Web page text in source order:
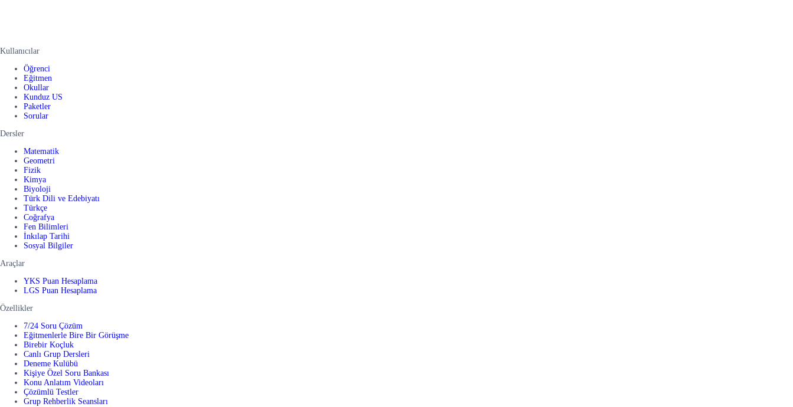
Kullanıcılar
Öğrenci
Eğitmen
Okullar
Kunduz US
Paketler
Sorular
Dersler
Matematik
Geometri
Fizik
Kimya
Biyoloji
Türk Dili ve Edebiyatı
Türkçe
Coğrafya
Fen Bilimleri
İnkılap Tarihi
Sosyal Bilgiler
Araçlar
YKS Puan Hesaplama
LGS Puan Hesaplama
Özellikler
7/24 Soru Çözüm
Eğitmenlerle Bire Bir Görüşme
Birebir Koçluk
Canlı Grup Dersleri
Deneme Kulübü
Kişiye Özel Soru Bankası
Konu Anlatım Videoları
Çözümlü Testler
Grup Rehberlik Seansları